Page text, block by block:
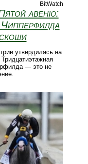
BitWatch
авеню:
утвердилась на
— это не